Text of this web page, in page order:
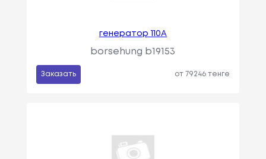
генератор 110A
borsehung b19153
Заказать от 79246 тенге